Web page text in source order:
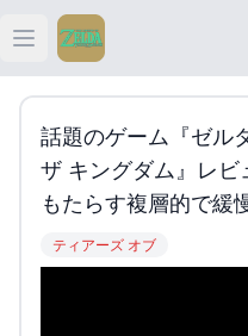
Open main menu
テ
テ
ティ
話題のゲーム『ゼル
ザ キングダム』レ
もたらす複層的で緩
ティアーズ オブ